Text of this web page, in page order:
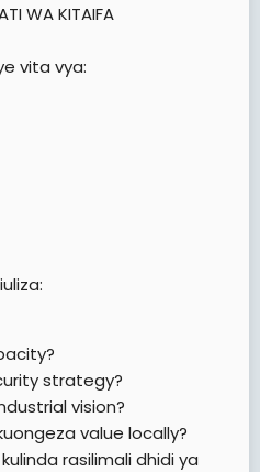
WA KITAIFA
vita vya:
strategy?
vision?
value locally?
rasilimali dhidi ya